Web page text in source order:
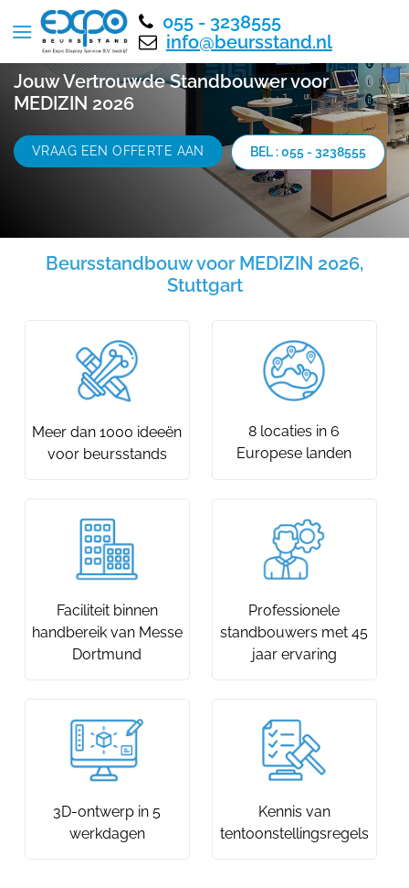
055 - 3238555
info@beursstand.nl
Jouw Vertrouwde Standbouwer voor
MEDIZIN 2026
VRAAG EEN OFFERTE AAN BEL : 055 - 3238555
Beursstandbouw voor MEDIZIN 2026,
Stuttgart
Meer dan 1000 ideeën
voor beursstands
8 locaties in 6
Europese landen
Faciliteit binnen
handbereik van Messe
Dortmund
Professionele
standbouwers met 45
jaar ervaring
3D-ontwerp in 5
werkdagen
Kennis van
tentoonstellingsregels